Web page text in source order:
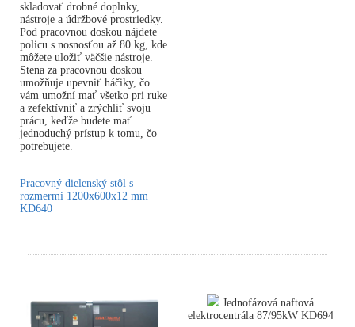
skladovať drobné doplnky,
nástroje a údržbové prostriedky.
Pod pracovnou doskou nájdete
policu s nosnosťou až 80 kg, kde
môžete uložiť väčšie nástroje.
Stena za pracovnou doskou
umožňuje upevniť háčiky, čo
vám umožní mať všetko pri ruke
a zefektívniť a zrýchliť svoju
prácu, keďže budete mať
jednoduchý prístup k tomu, čo
potrebujete.
Pracovný dielenský stôl s
rozmermi 1200x600x12 mm
KD640
Jednofázová naftová
elektrocentrála 87/95kW KD694